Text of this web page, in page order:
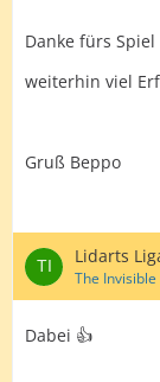
Danke fürs
weiterhin viel
Gruß Beppo
Lidarts
The Invisible
Dabei 👍